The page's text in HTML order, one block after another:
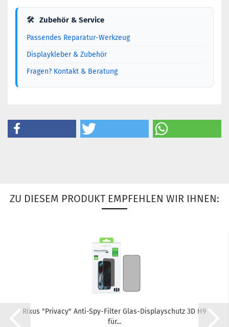
🛠 Zubehör & Service
Passendes Reparatur-Werkzeug
Displaykleber & Zubehör
Fragen? Kontakt & Beratung
ZU DIESEM PRODUKT EMPFEHLEN WIR IHNEN:
Rixus "Pri­va­cy" Anti-​Spy-​Filter Glas-​Dis­play­schutz 3D H9
für...